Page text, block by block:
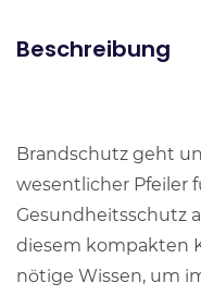
Beschreibung
Brandschutz geht
wesentlicher Pfeiler
Gesundheitsschutz
diesem kompakten
nötige Wissen, um